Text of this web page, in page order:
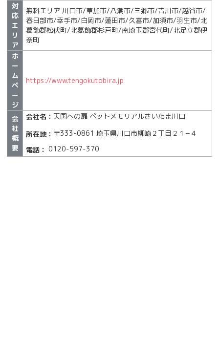
対
応
エ
リ
ア
無料エリア 川口市/草加市/八潮市/三郷市/吉川市/越谷市/
春日部市/幸手市/白岡市/蓮田市/久喜市/加須市/羽生市/北
葛飾郡松伏町/北葛飾郡杉戸町/南埼玉郡宮代町/北足立郡伊
奈町
ホ
ー
ム
ペ
ー
ジ
https://www.tengokutobira.jp
会
社
概
要
会社名： 天国への扉 ペットメモリアルさいたま川口
所在地： 〒333-0861 埼玉県川口市柳崎２丁目２１−４
電話： 0120-597-370